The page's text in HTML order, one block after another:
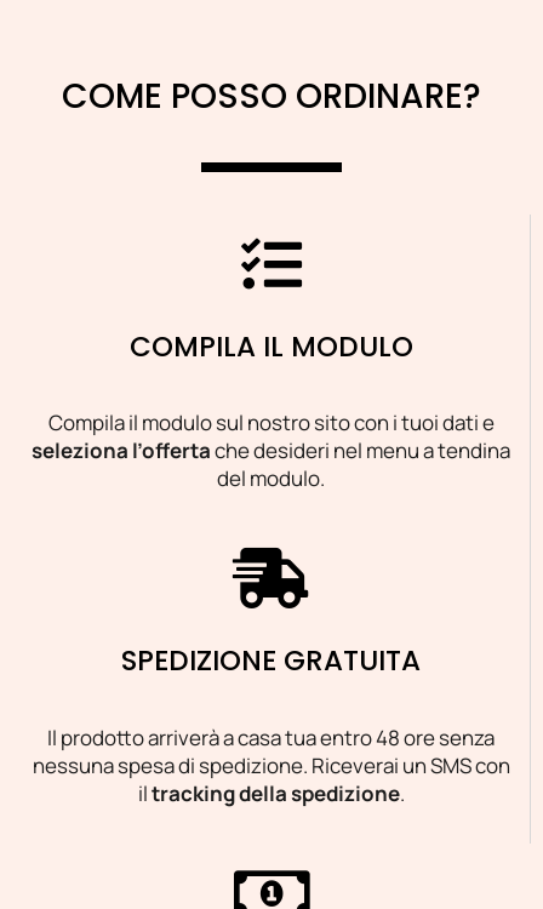
COME POSSO ORDINARE?
COMPILA IL MODULO
Compila il modulo sul nostro sito con i tuoi dati e
seleziona l’offertache desideri nel menu a tendina
del modulo.
SPEDIZIONE GRATUITA
Il prodotto arriverà a casa tua entro 48 ore senza
nessuna spesa di spedizione. Riceverai un SMS con
iltracking della spedizione.